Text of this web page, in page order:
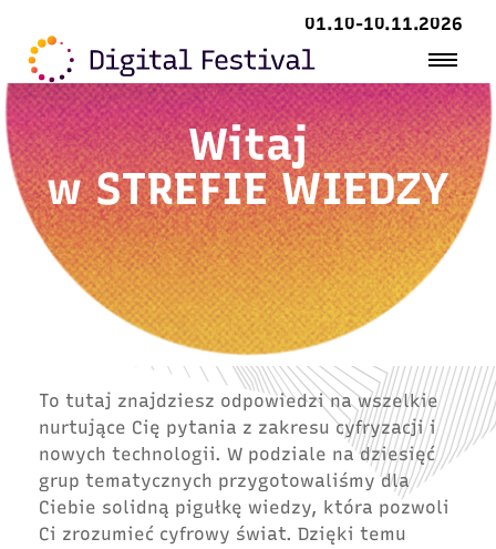
01.10-10.11.2026
Witaj
wSTREFIE WIEDZY
To tutaj znajdziesz odpowiedzi na wszelkie
nurtujące Cię pytania z zakresu cyfryzacji i
nowych technologii. W podziale na dziesięć
grup tematycznych przygotowaliśmy dla
Ciebie solidną pigułkę wiedzy, która pozwoli
Ci zrozumieć cyfrowy świat. Dzięki temu